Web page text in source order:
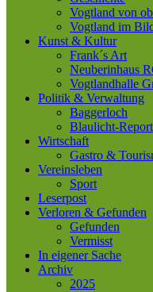
Vogtland von
Vogtland im
Kunst & Kultur
Frank´s Art
Neuberinhaus
Vogtlandhalle
Politik & Verwaltung
Baggerloch
Blaulicht-Report
Wirtschaft
Gastro &
Vereinsleben
Sport
Leserpost
Verloren & Gefunden
Gefunden
Vermisst
In eigener Sache
Archiv
2025